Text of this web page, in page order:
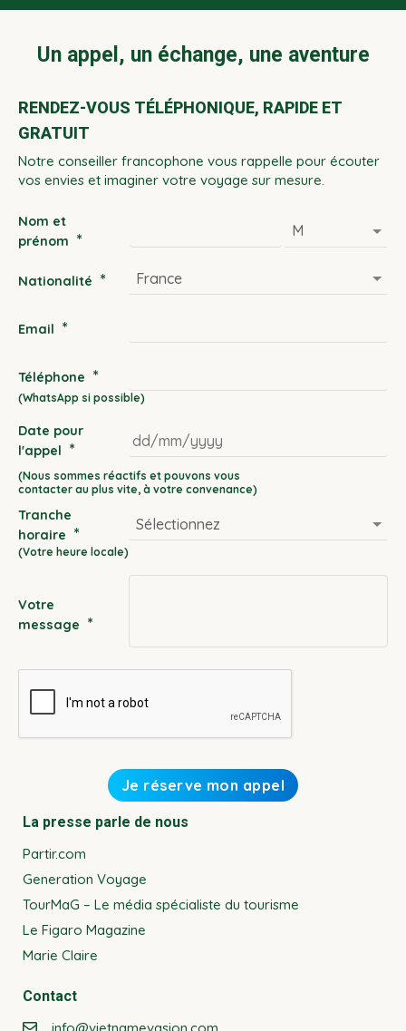
Un appel, un échange, une aventure
RENDEZ-VOUS TÉLÉPHONIQUE, RAPIDE ET
GRATUIT
Notre conseiller francophone vous rappelle pour écouter
vos envies et imaginer votre voyage sur mesure.
Nom et
prénom *
Nationalité *
Email *
Téléphone *
Date pour
l'appel *
DD
slash
MM
slash
Tranche
horaire *
Votre
message *
La presse parle de nous
Partir.com
Generation Voyage
TourMaG – Le média spécialiste du tourisme
Le Figaro Magazine
Marie Claire
Contact